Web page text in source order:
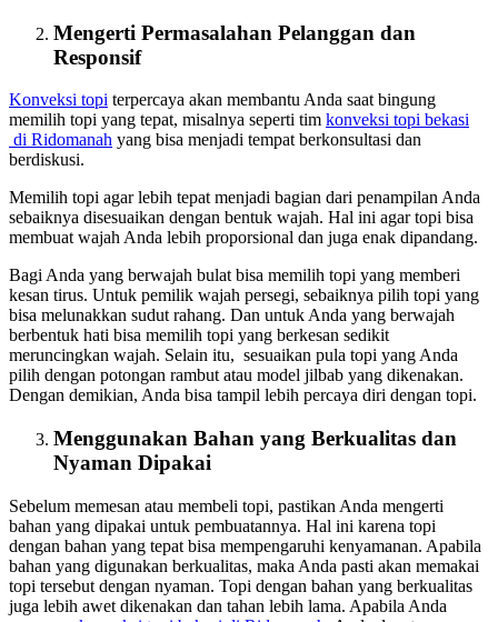
Mengerti Permasalahan Pelanggan dan
Responsif
Konveksi topi terpercaya akan membantu Anda saat bingung
memilih topi yang tepat, misalnya seperti tim konveksi topi bekasi
di Ridomanah yang bisa menjadi tempat berkonsultasi dan
berdiskusi.
Memilih topi agar lebih tepat menjadi bagian dari penampilan Anda
sebaiknya disesuaikan dengan bentuk wajah. Hal ini agar topi bisa
membuat wajah Anda lebih proporsional dan juga enak dipandang.
Bagi Anda yang berwajah bulat bisa memilih topi yang memberi
kesan tirus. Untuk pemilik wajah persegi, sebaiknya pilih topi yang
bisa melunakkan sudut rahang. Dan untuk Anda yang berwajah
berbentuk hati bisa memilih topi yang berkesan sedikit
meruncingkan wajah. Selain itu, sesuaikan pula topi yang Anda
pilih dengan potongan rambut atau model jilbab yang dikenakan.
Dengan demikian, Anda bisa tampil lebih percaya diri dengan topi.
Menggunakan Bahan yang Berkualitas dan
Nyaman Dipakai
Sebelum memesan atau membeli topi, pastikan Anda mengerti
bahan yang dipakai untuk pembuatannya. Hal ini karena topi
dengan bahan yang tepat bisa mempengaruhi kenyamanan. Apabila
bahan yang digunakan berkualitas, maka Anda pasti akan memakai
topi tersebut dengan nyaman. Topi dengan bahan yang berkualitas
juga lebih awet dikenakan dan tahan lebih lama. Apabila Anda